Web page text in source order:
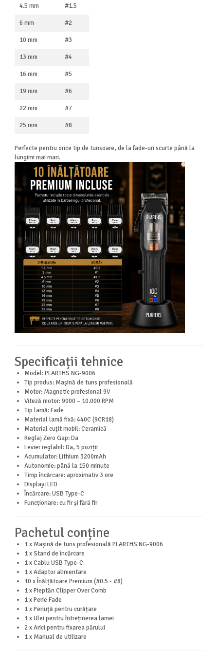
4.5 mm #1.5
6 mm #2
10 mm #3
13 mm #4
16 mm #5
19 mm #6
22 mm #7
25 mm #8
Perfecte pentru orice tip de tunsoare, de la fade-uri scurte până la
lungimi mai mari.
Specificații tehnice
Model: PLARTHS NG-9006
Tip produs: Mașină de tuns profesională
Motor: Magnetic profesional 9V
Viteză motor: 9000 – 10.000 RPM
Tip lamă: Fade
Material lamă fixă: 440C (9CR18)
Material cuțit mobil: Ceramică
Reglaj Zero Gap: Da
Levier reglabil: Da, 5 poziții
Acumulator: Lithium 3200mAh
Autonomie: până la 150 minute
Timp încărcare: aproximativ 3 ore
Display: LED
Încărcare: USB Type-C
Funcționare: cu fir și fără fir
Pachetul conține
1 x Mașină de tuns profesională PLARTHS NG-9006
1 x Stand de încărcare
1 x Cablu USB Type-C
1 x Adaptor alimentare
10 x Înălțătoare Premium (#0.5 - #8)
1 x Pieptăn Clipper Over Comb
1 x Perie Fade
1 x Periuță pentru curățare
1 x Ulei pentru întreținerea lamei
2 x Arici pentru fixarea părului
1 x Manual de utilizare